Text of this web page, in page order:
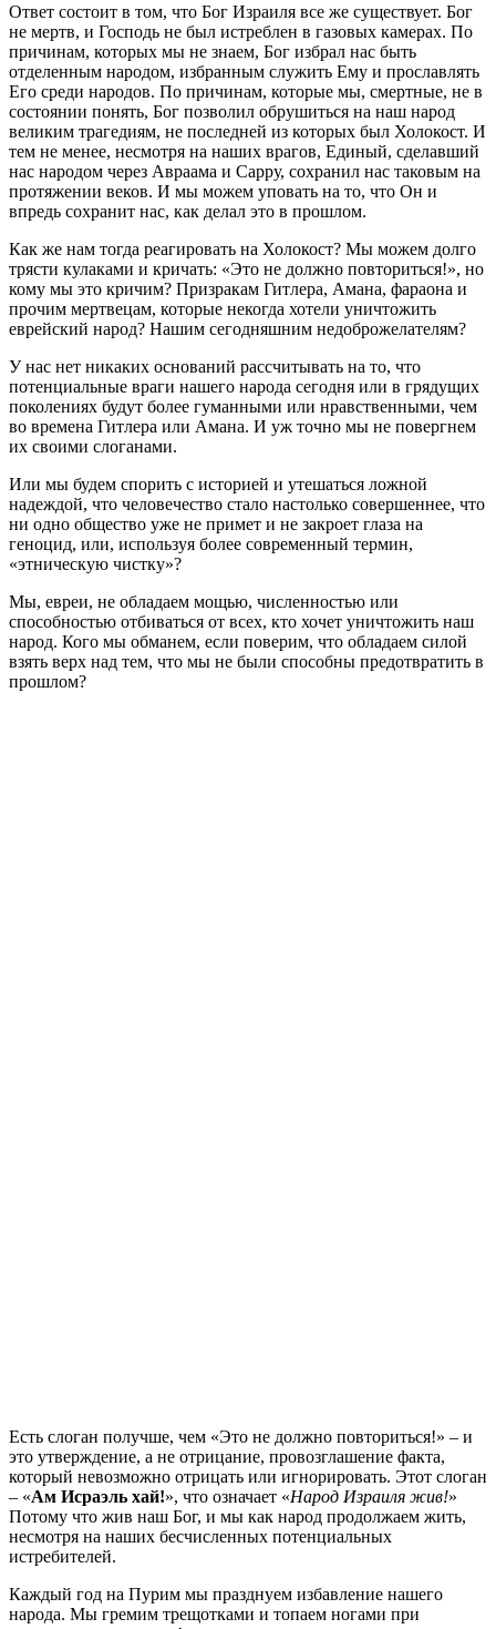
Ответ состоит в том, что Бог Израиля все же существует. Бог
не мертв, и Господь не был истреблен в газовых камерах. По
причинам, которых мы не знаем, Бог избрал нас быть
отделенным народом, избранным служить Ему и прославлять
Его среди народов. По причинам, которые мы, смертные, не в
состоянии понять, Бог позволил обрушиться на наш народ
великим трагедиям, не последней из которых был Холокост. И
тем не менее, несмотря на наших врагов, Единый, сделавший
нас народом через Авраама и Сарру, сохранил нас таковым на
протяжении веков. И мы можем уповать на то, что Он и
впредь сохранит нас, как делал это в прошлом.
Как же нам тогда реагировать на Холокост? Мы можем долго
трясти кулаками и кричать: «Это не должно повториться!», но
кому мы это кричим? Призракам Гитлера, Амана, фараона и
прочим мертвецам, которые некогда хотели уничтожить
еврейский народ? Нашим сегодняшним недоброжелателям?
У нас нет никаких оснований рассчитывать на то, что
потенциальные враги нашего народа сегодня или в грядущих
поколениях будут более гуманными или нравственными, чем
во времена Гитлера или Амана. И уж точно мы не повергнем
их своими слоганами.
Или мы будем спорить с историей и утешаться ложной
надеждой, что человечество стало настолько совершеннее, что
ни одно общество уже не примет и не закроет глаза на
геноцид, или, используя более современный термин,
«этническую чистку»?
Мы, евреи, не обладаем мощью, численностью или
способностью отбиваться от всех, кто хочет уничтожить наш
народ. Кого мы обманем, если поверим, что обладаем силой
взять верх над тем, что мы не были способны предотвратить в
прошлом?
Есть слоган получше, чем «Это не должно повториться!» – и
это утверждение, а не отрицание, провозглашение факта,
который невозможно отрицать или игнорировать. Этот слоган
– «Ам Исраэль хай!», что означает «Народ Израиля жив!»
Потому что жив наш Бог, и мы как народ продолжаем жить,
несмотря на наших бесчисленных потенциальных
истребителей.
Каждый год на Пурим мы празднуем избавление нашего
народа. Мы гремим трещотками и топаем ногами при